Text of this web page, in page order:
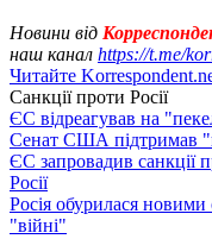
Новини від
наш канал https://t.me/
Читайте
Санкції проти Росії
ЄС відреагував на
Сенат США підтримав
ЄС запровадив санкції
Росії
Росія обурилася
"війні"